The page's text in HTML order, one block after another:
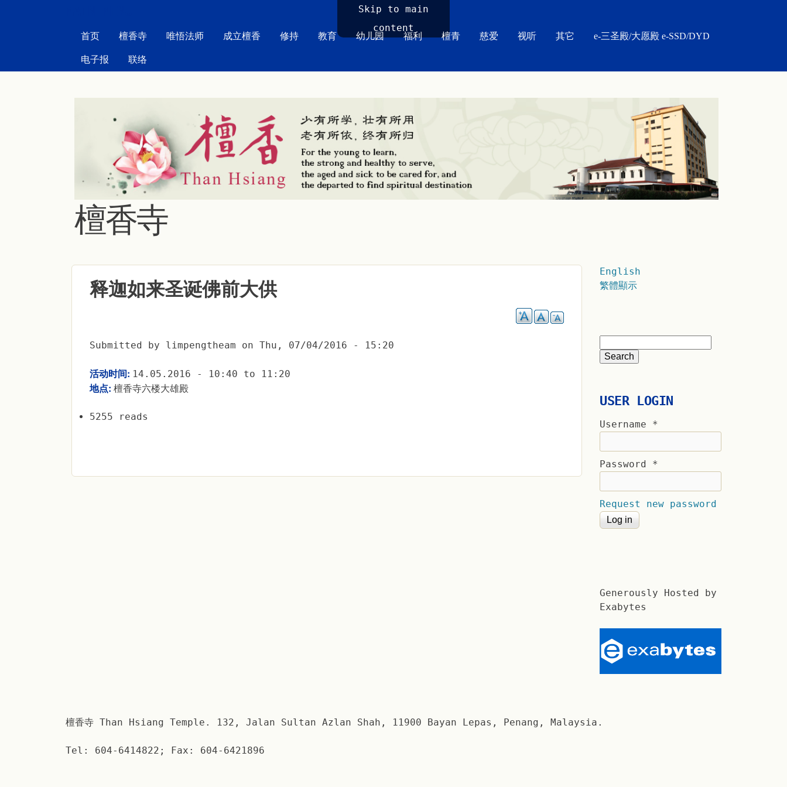
Skip to main
content
首页 檀香寺 唯悟法师 成立檀香 修持 教育 幼儿园 福利 檀青 慈爱 视听 其它 e-三圣殿/大愿殿 e-SSD/DYD
电子报 联络
檀香寺
释迦如来圣诞佛前大供
Submitted by limpengtheam on Thu, 07/04/2016 - 15:20
活动时间: 14.05.2016 - 10:40 to 11:20
地点: 檀香寺六楼大雄殿
5255 reads
English
繁體顯示
USER LOGIN
Username *
Password *
Request new password
Generously Hosted by
Exabytes
檀香寺 Than Hsiang Temple. 132, Jalan Sultan Azlan Shah, 11900 Bayan Lepas, Penang, Malaysia.
Tel: 604-6414822; Fax: 604-6421896